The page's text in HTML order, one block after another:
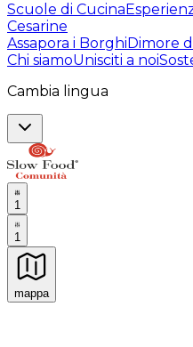
Scuole di Cucina
Cesarine
Assapora i BorghiDimore
Chi siamoUnisciti a noi
Cambia lingua
1
1
mappa
Esperienze culinarie